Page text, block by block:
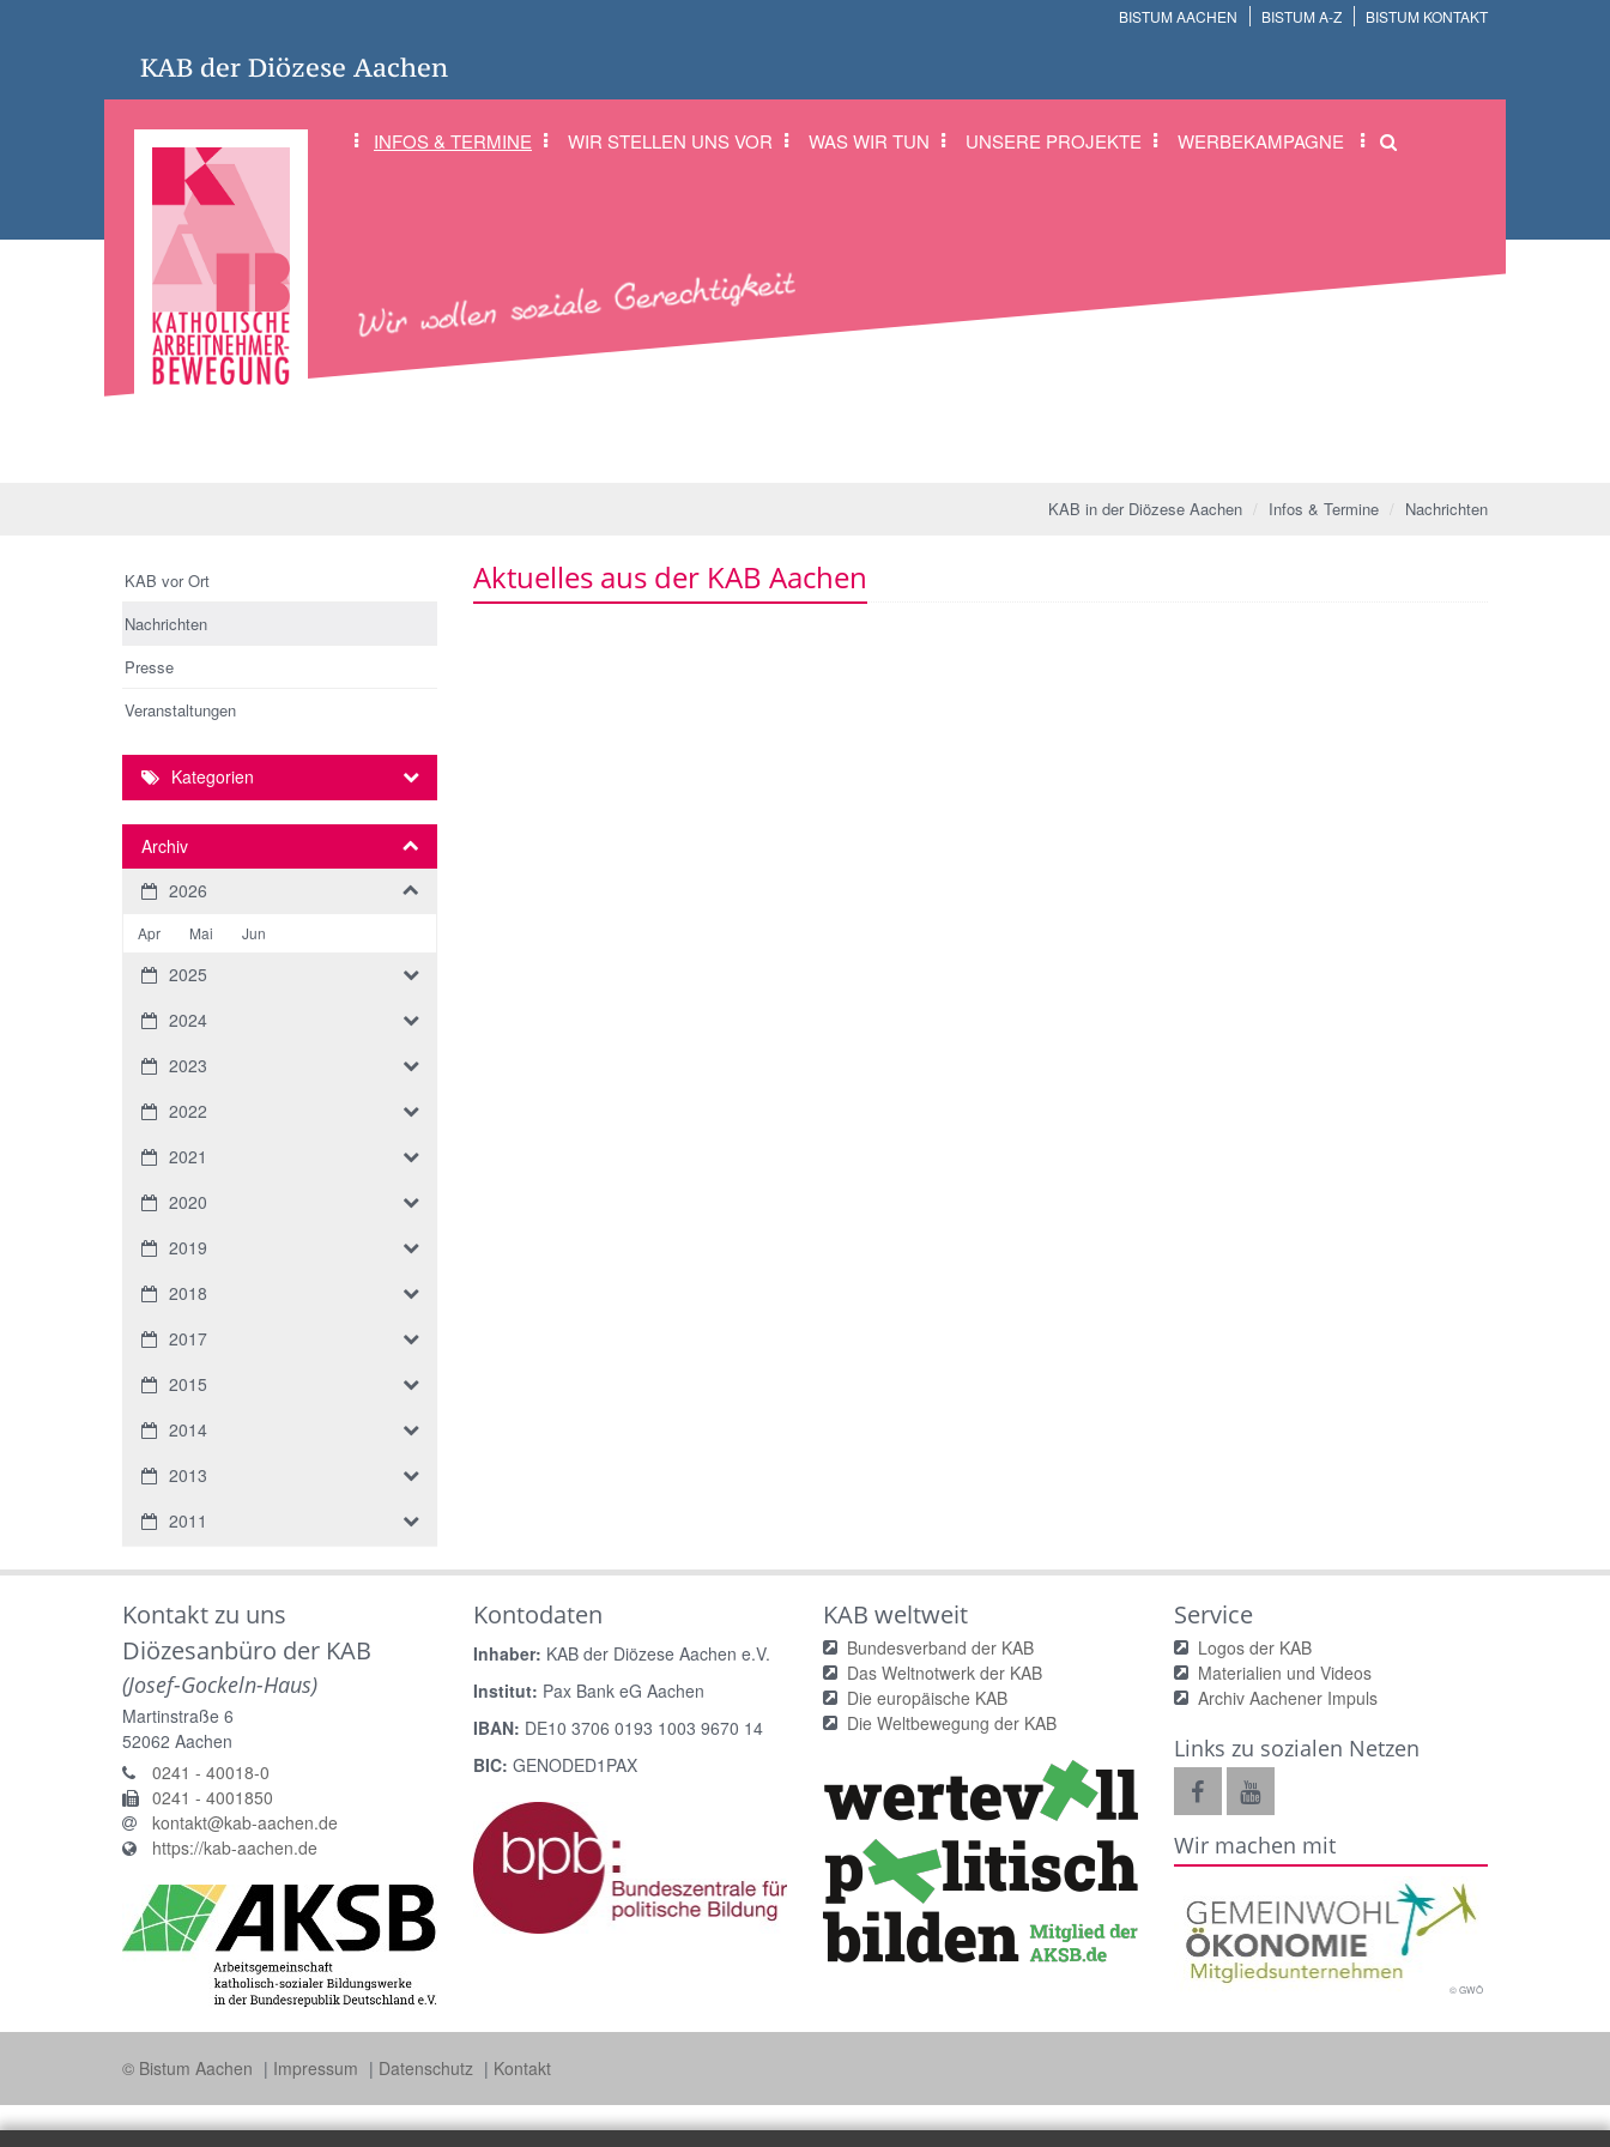
BISTUM AACHEN BISTUM A-Z BISTUM KONTAKT
KAB der Diözese Aachen
INFOS & TERMINE WIR STELLEN UNS VOR WAS WIR TUN UNSERE PROJEKTE WERBEKAMPAGNE
KAB in der Diözese Aachen Infos & Termine Nachrichten
Aktuelles aus der KAB Aachen
KAB vor Ort
Nachrichten
Presse
Veranstaltungen
Kategorien
Archiv
2026
Apr Mai Jun
2025
2024
2023
2022
2021
2020
2019
2018
2017
2015
2014
2013
2011
Kontakt zu uns
Diözesanbüro der KAB
(Josef-Gockeln-Haus)
Martinstraße 6
52062 Aachen
0241 - 40018-0
0241 - 4001850
kontakt@kab-aachen.de
https://kab-aachen.de
Kontodaten
Inhaber: KAB der Diözese Aachen e.V.
Institut: Pax Bank eG Aachen
IBAN: DE10 3706 0193 1003 9670 14
BIC: GENODED1PAX
KAB weltweit
Bundesverband der KAB
Das Weltnotwerk der KAB
Die europäische KAB
Die Weltbewegung der KAB
Service
Logos der KAB
Materialien und Videos
Archiv Aachener Impuls
Links zu sozialen Netzen
Wir machen mit
© GWÖ
© Bistum Aachen Impressum Datenschutz Kontakt